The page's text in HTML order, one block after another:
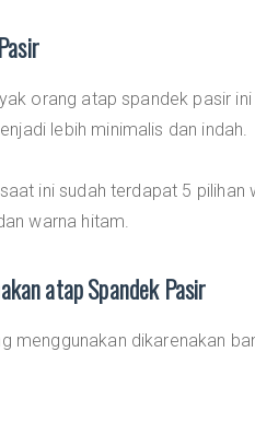
orang atap spandek pasir
lebih minimalis dan indah.
ini sudah terdapat 5
warna hitam.
atap Spandek Pasir
menggunakan dikarenakan